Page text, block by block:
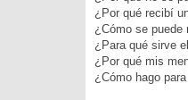
¿Por qué recibí
¿Cómo se puede
¿Para qué sirve
¿Por qué mis
¿Cómo hago